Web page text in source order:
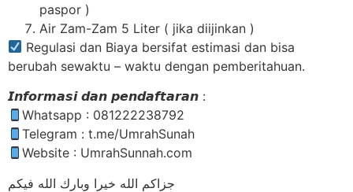
paspor )
Air Zam-Zam 5 Liter ( jika diijinkan )
Regulasi dan Biaya bersifat estimasi dan bisa
berubah sewaktu – waktu dengan pemberitahuan.
𝙄𝙣𝙛𝙤𝙧𝙢𝙖𝙨𝙞 𝙙𝙖𝙣 𝙥𝙚𝙣𝙙𝙖𝙛𝙩𝙖𝙧𝙖𝙣 :
Whatsapp : 081222238792
Telegram : t.me/UmrahSunah
Website : UmrahSunnah.com
جزاكم الله خيرا وبارك الله فيكم